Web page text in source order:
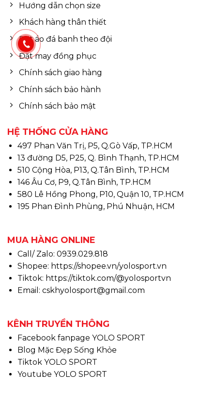
Hướng dẫn chọn size
Khách hàng thân thiết
Đặt áo đá banh theo đội
Đặt may đồng phục
Chính sách giao hàng
Chính sách bảo hành
Chính sách bảo mật
HỆ THỐNG CỬA HÀNG
497 Phan Văn Trị, P5, Q.Gò Vấp, TP.HCM
13 đường D5, P25, Q. Bình Thạnh, TP.HCM
510 Cộng Hòa, P13, Q.Tân Bình, TP.HCM
146 Âu Cơ, P9, Q.Tân Bình, TP.HCM
580 Lê Hồng Phong, P10, Quận 10, TP.HCM
195 Phan Đình Phùng, Phú Nhuận, HCM
MUA HÀNG ONLINE
Call/ Zalo: 0939.029.818
Shopee: https://shopee.vn/yolosport.vn
Tiktok: https://tiktok.com/@yolosportvn
Email: cskhyolosport@gmail.com
KÊNH TRUYỀN THÔNG
Facebook fanpage YOLO SPORT
Blog Mặc Đẹp Sống Khỏe
Tiktok YOLO SPORT
Youtube YOLO SPORT